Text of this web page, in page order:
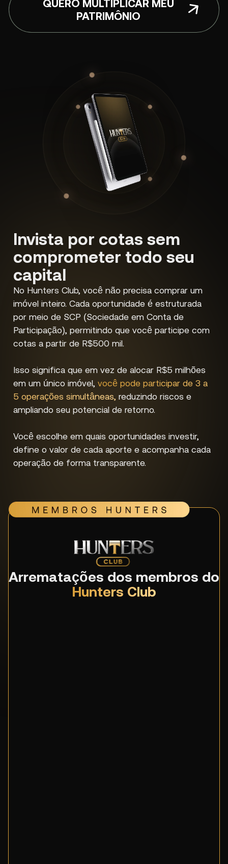
QUERO MULTIPLICAR MEU
PATRIMÔNIO
Invista por cotas sem
comprometer todo seu
capital
No Hunters Club, você não precisa comprar um
imóvel inteiro. Cada oportunidade é estruturada
por meio de SCP (Sociedade em Conta de
Participação), permitindo que você participe com
cotas a partir de R$500 mil.
Isso significa que em vez de alocar R$5 milhões
em um único imóvel, você pode participar de 3 a
5 operações simultâneas, reduzindo riscos e
ampliando seu potencial de retorno.
Você escolhe em quais oportunidades investir,
define o valor de cada aporte e acompanha cada
operação de forma transparente.
Arrematações dos membros do
Hunters Club